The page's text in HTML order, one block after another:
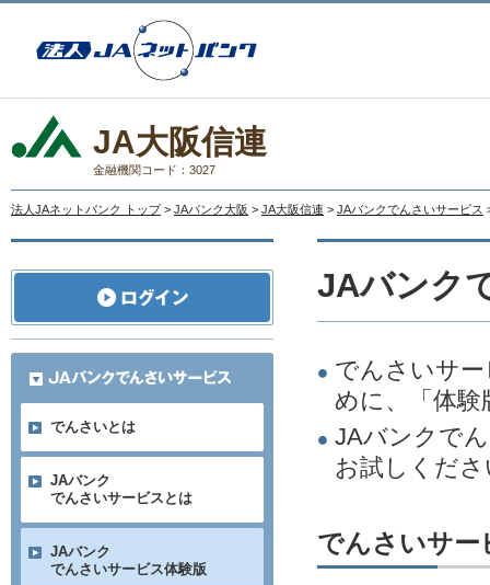
JA大阪信連
金融機関コード：3027
法人JAネットバンク トップ > JAバンク大阪 > JA大阪信連 > JAバンクでんさいサービス
JAバンク
でんさいサ
めに、「体
JAバンクで
お試しくださ
でんさいサー
でんさいとは
JAバンク
でんさいサービスとは
JAバンク
でんさいサービス体験版